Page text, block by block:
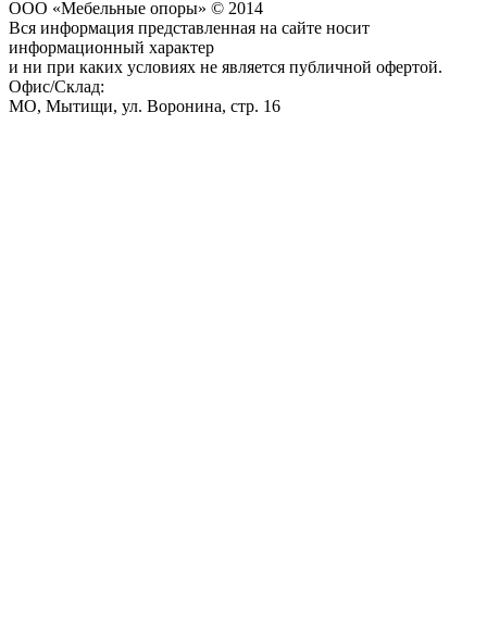
ООО «Мебельные опоры» © 2014
Вся информация представленная на сайте носит
информационный характер
и ни при каких условиях не является публичной офертой.
Офис/Склад:
МО, Мытищи, ул. Воронина, стр. 16